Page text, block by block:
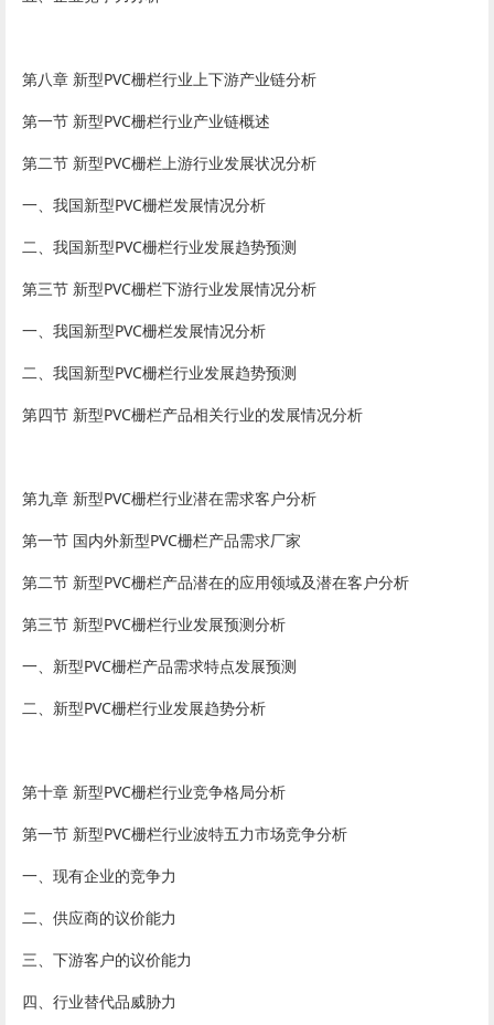
第八章 新型PVC栅栏行业上下游产业链分析
第一节 新型PVC栅栏行业产业链概述
第二节 新型PVC栅栏上游行业发展状况分析
一、我国新型PVC栅栏发展情况分析
二、我国新型PVC栅栏行业发展趋势预测
第三节 新型PVC栅栏下游行业发展情况分析
一、我国新型PVC栅栏发展情况分析
二、我国新型PVC栅栏行业发展趋势预测
第四节 新型PVC栅栏产品相关行业的发展情况分析
第九章 新型PVC栅栏行业潜在需求客户分析
第一节 国内外新型PVC栅栏产品需求厂家
第二节 新型PVC栅栏产品潜在的应用领域及潜在客户分析
第三节 新型PVC栅栏行业发展预测分析
一、新型PVC栅栏产品需求特点发展预测
二、新型PVC栅栏行业发展趋势分析
第十章 新型PVC栅栏行业竞争格局分析
第一节 新型PVC栅栏行业波特五力市场竞争分析
一、现有企业的竞争力
二、供应商的议价能力
三、下游客户的议价能力
四、行业替代品威胁力